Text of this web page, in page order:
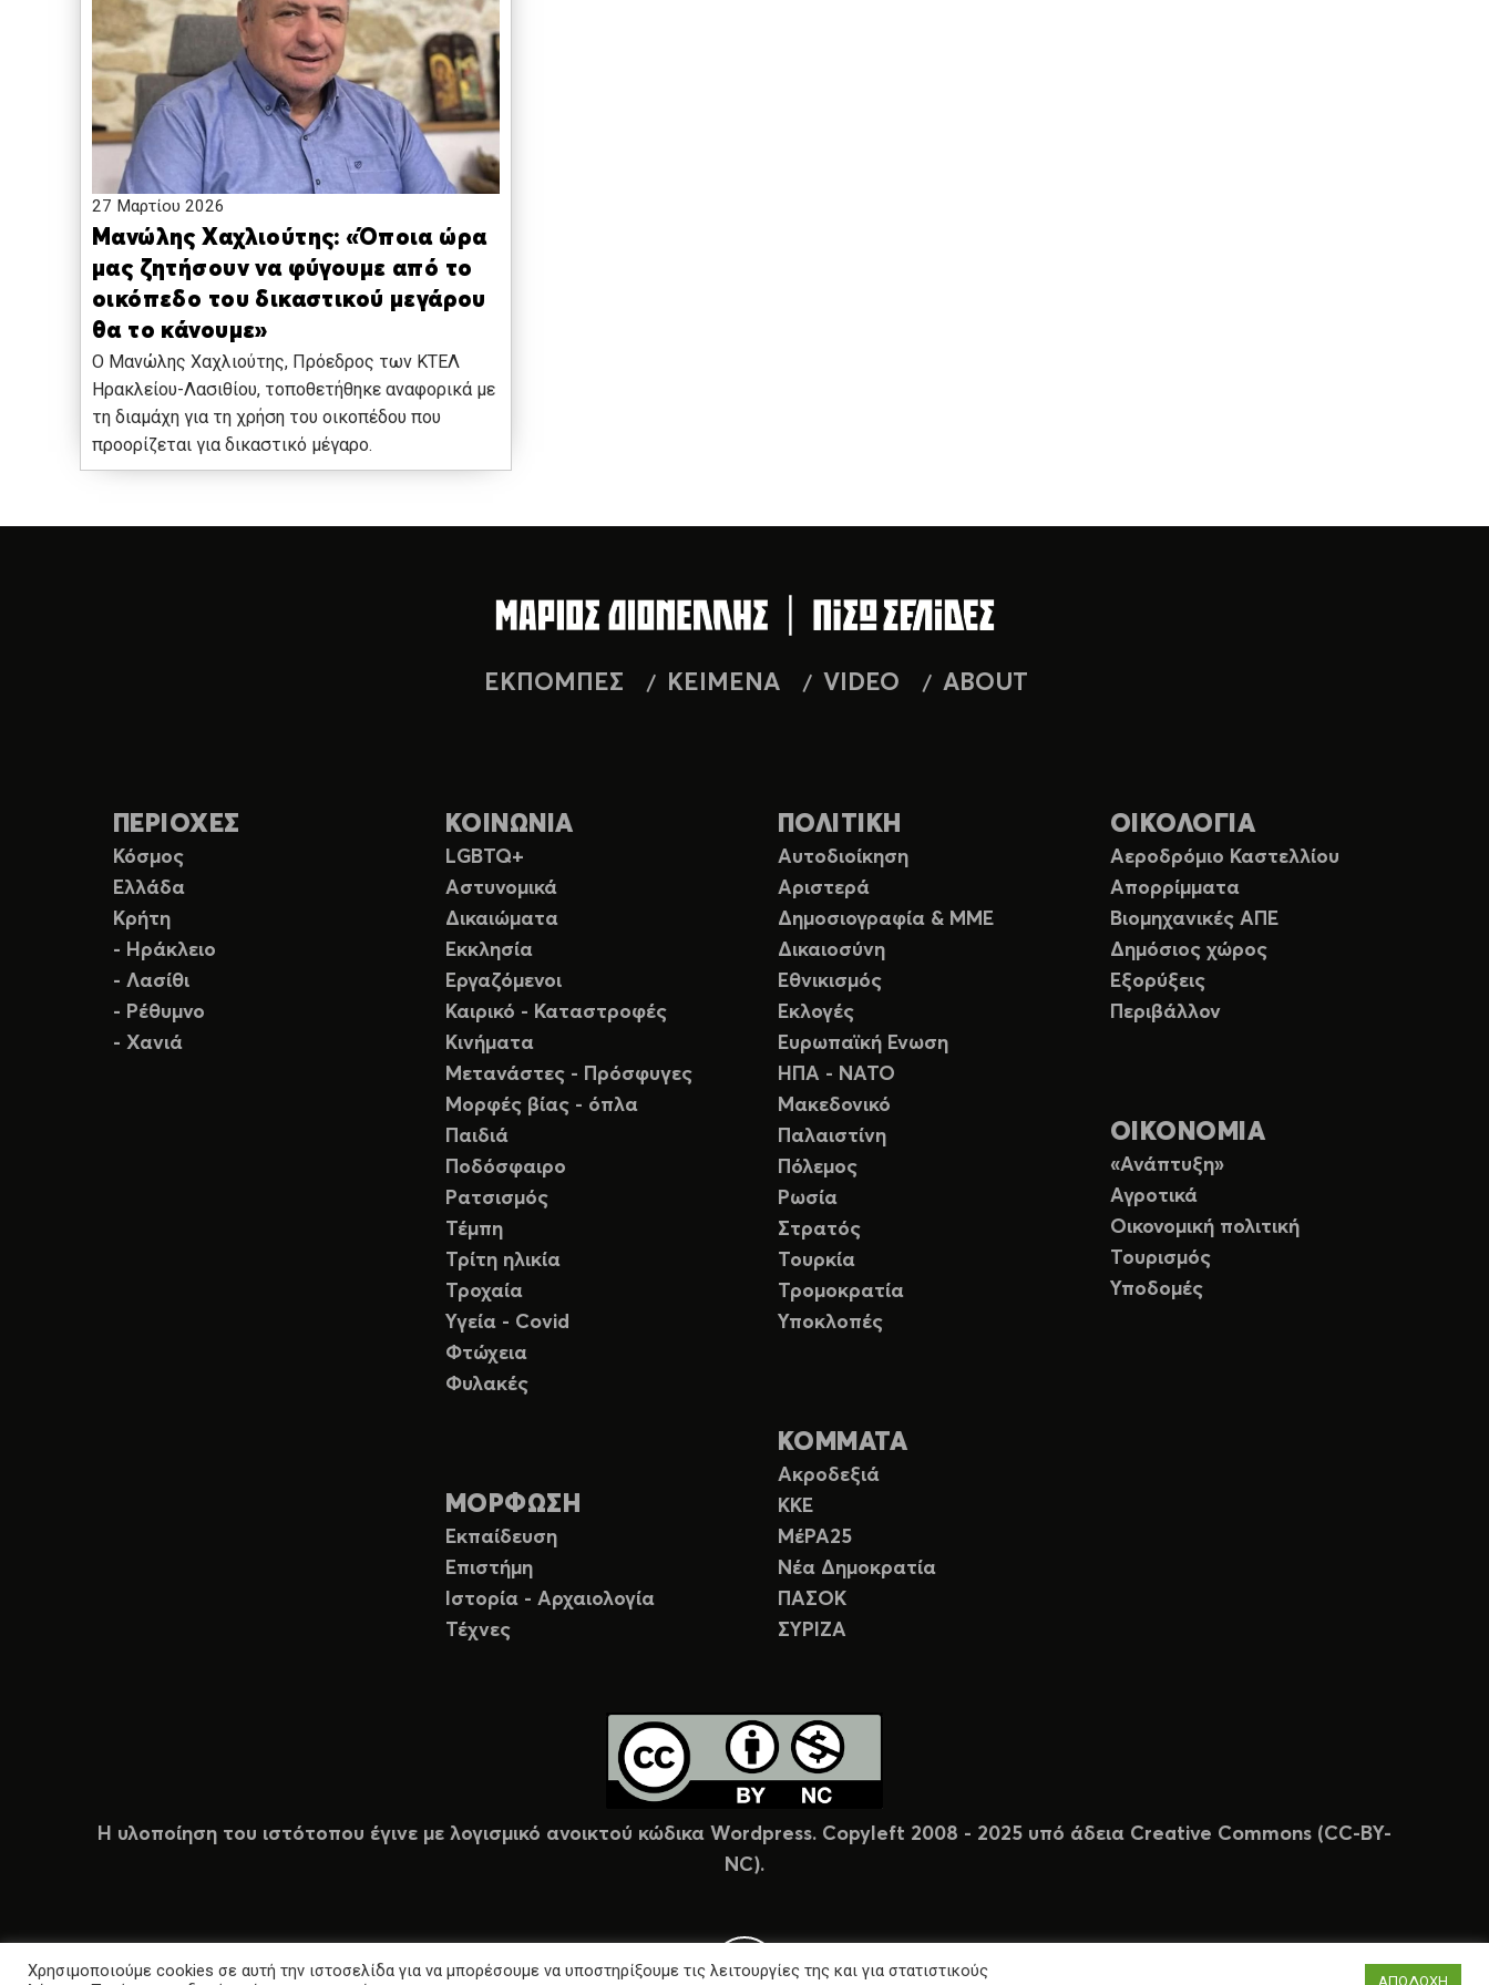
27 Μαρτίου 2026
Μανώλης Χαχλιούτης: «Όποια ώρα
μας ζητήσουν να φύγουμε από το
οικόπεδο του δικαστικού μεγάρου
θα το κάνουμε»
Ο Μανώλης Χαχλιούτης, Πρόεδρος των ΚΤΕΛ
Ηρακλείου-Λασιθίου, τοποθετήθηκε αναφορικά με
τη διαμάχη για τη χρήση του οικοπέδου που
προορίζεται για δικαστικό μέγαρο.
ΕΚΠΟΜΠΕΣ ΚΕΙΜΕΝΑ VIDEO ABOUT
ΠΕΡΙΟΧΕΣ
Κόσμος
Ελλάδα
Κρήτη
- Ηράκλειο
- Λασίθι
- Ρέθυμνο
- Χανιά
ΚΟΙΝΩΝΙΑ
LGBTQ+
Αστυνομικά
Δικαιώματα
Εκκλησία
Εργαζόμενοι
Καιρικό - Καταστροφές
Κινήματα
Μετανάστες - Πρόσφυγες
Μορφές βίας - όπλα
Παιδιά
Ποδόσφαιρο
Ρατσισμός
Τέμπη
Τρίτη ηλικία
Τροχαία
Υγεία - Covid
Φτώχεια
Φυλακές
ΜΟΡΦΩΣΗ
Εκπαίδευση
Επιστήμη
Ιστορία - Αρχαιολογία
Τέχνες
ΠΟΛΙΤΙΚΗ
Αυτοδιοίκηση
Αριστερά
Δημοσιογραφία & ΜΜΕ
Δικαιοσύνη
Εθνικισμός
Εκλογές
Ευρωπαϊκή Ενωση
ΗΠΑ - ΝΑΤΟ
Μακεδονικό
Παλαιστίνη
Πόλεμος
Ρωσία
Στρατός
Τουρκία
Τρομοκρατία
Υποκλοπές
ΚΟΜΜΑΤΑ
Ακροδεξιά
ΚΚΕ
ΜέΡΑ25
Νέα Δημοκρατία
ΠΑΣΟΚ
ΣΥΡΙΖΑ
ΟΙΚΟΛΟΓΙΑ
Αεροδρόμιο Καστελλίου
Απορρίμματα
Βιομηχανικές ΑΠΕ
Δημόσιος χώρος
Εξορύξεις
Περιβάλλον
ΟΙΚΟΝΟΜΙΑ
«Ανάπτυξη»
Αγροτικά
Οικονομική πολιτική
Τουρισμός
Υποδομές
Η υλοποίηση του ιστότοπου έγινε με λογισμικό ανοικτού κώδικα Wordpress. Copyleft 2008 - 2025 υπό άδεια Creative Commons (CC-BY-
NC).
Χρησιμοποιούμε cookies σε αυτή την ιστοσελίδα για να μπορέσουμε να υποστηρίξουμε τις λειτουργίες της και για στατιστικούς
ΑΠΟΔΟΧΗ